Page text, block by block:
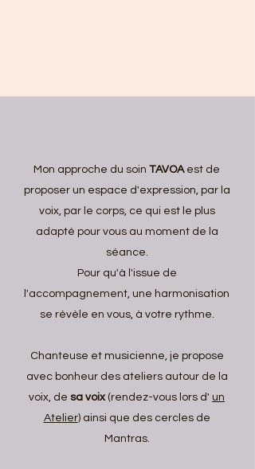
M on approche du soin TAVOAest de
proposer un espace d'expression, par la
voix, par le corps, ce qui est le plus
adapté pour vous au moment de la
séance.
Pour qu'à l'issue de
l'accompagnement, une harmonisation
se révèle en vous, à votre rythme.
Chanteuse et musicienne, je propose
avec bonheur des ateliers autour de la
voix, de sa voix(rendez-vous lors d' un
Atelier) ainsi que des cercles de
Mantras.